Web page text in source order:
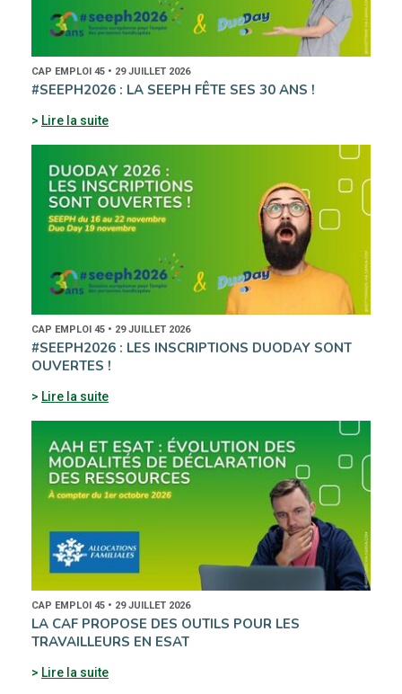
CAP EMPLOI 45 • 29 JUILLET 2026
#SEEPH2026 : LA SEEPH FÊTE SES 30 ANS !
Lire la suite
CAP EMPLOI 45 • 29 JUILLET 2026
#SEEPH2026 : LES INSCRIPTIONS DUODAY SONT
OUVERTES !
Lire la suite
CAP EMPLOI 45 • 29 JUILLET 2026
LA CAF PROPOSE DES OUTILS POUR LES
TRAVAILLEURS EN ESAT
Lire la suite